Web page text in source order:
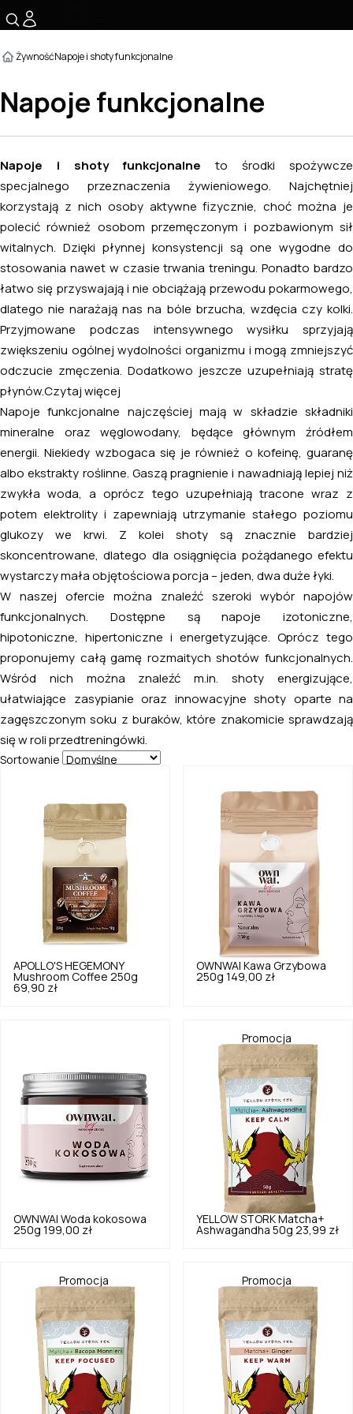
ŻywnośćNapoje i shoty funkcjonalne
Napoje funkcjonalne
Napoje i shoty funkcjonalne to środki spożywcze
specjalnego przeznaczenia żywieniowego. Najchętniej
korzystają z nich osoby aktywne fizycznie, choć można je
polecić również osobom przemęczonym i pozbawionym sił
witalnych. Dzięki płynnej konsystencji są one wygodne do
stosowania nawet w czasie trwania treningu. Ponadto bardzo
łatwo się przyswajają i nie obciążają przewodu pokarmowego,
dlatego nie narażają nas na bóle brzucha, wzdęcia czy kolki.
Przyjmowane podczas intensywnego wysiłku sprzyjają
zwiększeniu ogólnej wydolności organizmu i mogą zmniejszyć
odczucie zmęczenia. Dodatkowo jeszcze uzupełniają stratę
płynów. Czytaj więcej
Napoje funkcjonalne najczęściej mają w składzie składniki
mineralne oraz węglowodany, będące głównym źródłem
energii. Niekiedy wzbogaca się je również o kofeinę, guaranę
albo ekstrakty roślinne. Gaszą pragnienie i nawadniają lepiej niż
zwykła woda, a oprócz tego uzupełniają tracone wraz z
potem elektrolity i zapewniają utrzymanie stałego poziomu
glukozy we krwi. Z kolei shoty są znacznie bardziej
skoncentrowane, dlatego dla osiągnięcia pożądanego efektu
wystarczy mała objętościowa porcja – jeden, dwa duże łyki.
W naszej ofercie można znaleźć szeroki wybór napojów
funkcjonalnych. Dostępne są napoje izotoniczne,
hipotoniczne, hipertoniczne i energetyzujące. Oprócz tego
proponujemy całą gamę rozmaitych shotów funkcjonalnych.
Wśród nich można znaleźć m.in. shoty energizujące,
ułatwiające zasypianie oraz innowacyjne shoty oparte na
zagęszczonym soku z buraków, które znakomicie sprawdzają
się w roli przedtreningówki.
Sortowanie
APOLLO'S HEGEMONY
Mushroom Coffee 250g
69,90 zł
OWNWAI Kawa Grzybowa
250g 149,00 zł
OWNWAI Woda kokosowa
250g 199,00 zł
Promocja
YELLOW STORK Matcha+
Ashwagandha 50g 23,99 zł
Promocja Promocja